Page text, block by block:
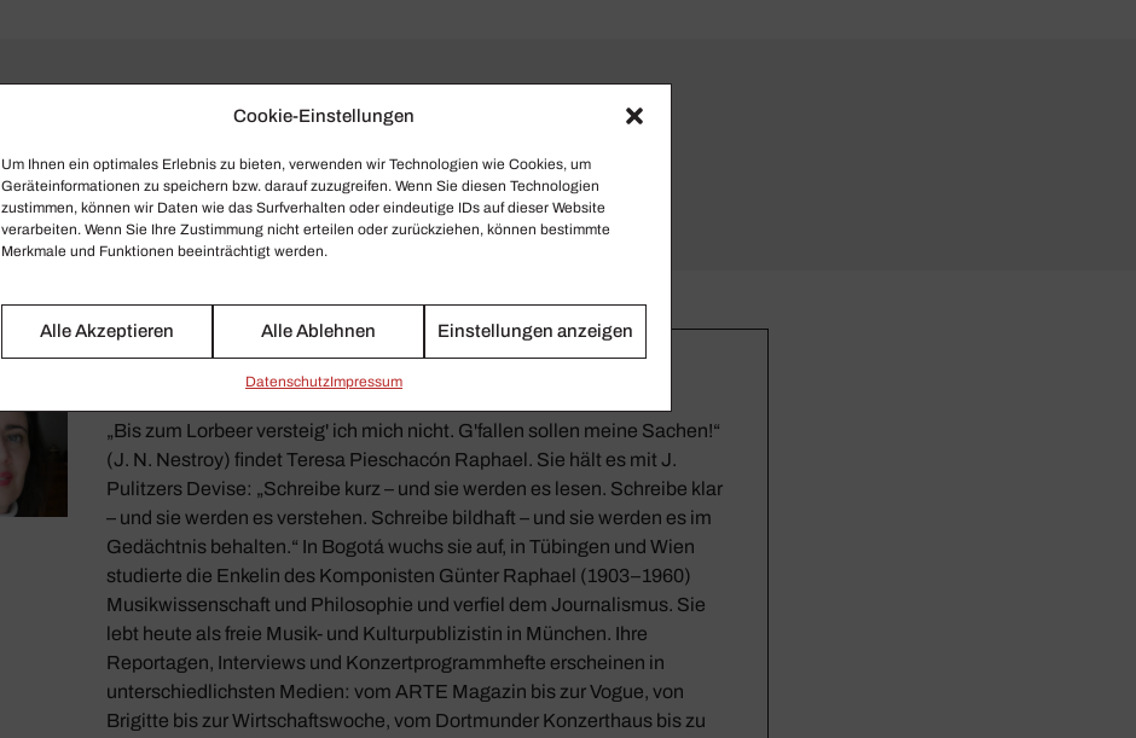
Cookie-Einstellungen
Um Ihnen ein optimales Erlebnis zu bieten, verwenden wir Technologien wie Cookies, um
Geräteinformationen zu speichern bzw. darauf zuzugreifen. Wenn Sie diesen Technologien
zustimmen, können wir Daten wie das Surfverhalten oder eindeutige IDs auf dieser Website
verarbeiten. Wenn Sie Ihre Zustimmung nicht erteilen oder zurückziehen, können bestimmte
Merkmale und Funktionen beeinträchtigt werden.
Alle Akzeptieren Alle Ablehnen Einstellungen anzeigen
Daten­schutzImpressum
Teresa Pieschacón Raphael
„Bis zum Lorbeer versteig' ich mich nicht. G'fallen sollen meine Sachen!“
(J. N. Nestroy) findet Teresa Pieschacón Raphael. Sie hält es mit J.
Pulitzers Devise: „Schreibe kurz – und sie werden es lesen. Schreibe klar
– und sie werden es verstehen. Schreibe bildhaft – und sie werden es im
Gedächtnis behalten.“ In Bogotá wuchs sie auf, in Tübingen und Wien
studierte die Enkelin des Komponisten Günter Raphael (1903–1960)
Musikwissenschaft und Philosophie und verfiel dem Journalismus. Sie
lebt heute als freie Musik- und Kulturpublizistin in München. Ihre
Reportagen, Interviews und Konzertprogrammhefte erscheinen in
unterschiedlichsten Medien: vom ARTE Magazin bis zur Vogue, von
Brigitte bis zur Wirtschaftswoche, vom Dortmunder Konzerthaus bis zu